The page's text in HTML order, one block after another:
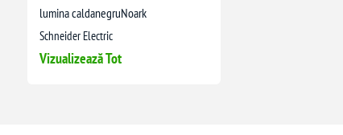
lumina caldanegruNoark
Schneider Electric
Vizualizează Tot